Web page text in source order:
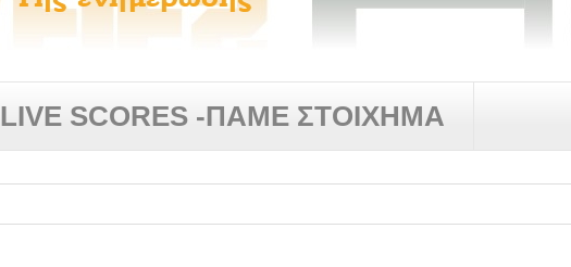
LIVE SCORES -ΠΑΜΕ ΣΤΟΙΧΗΜΑ